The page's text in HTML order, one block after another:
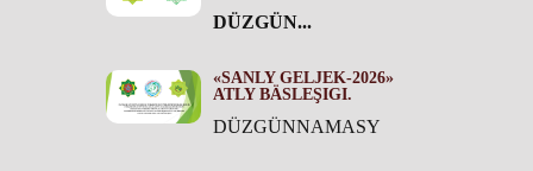
DÜZGÜN...
«SANLY GELJEK-2026»
ATLY BÄSLEŞIGI.
DÜZGÜNNAMASY